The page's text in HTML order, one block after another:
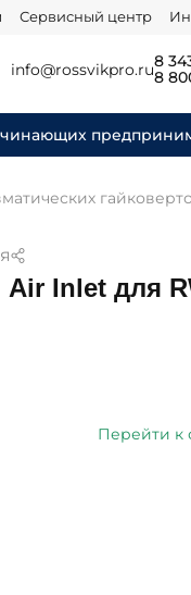
Сервисный центр
info@rossvikpro.ru8
8
Inlet для
Перейти к